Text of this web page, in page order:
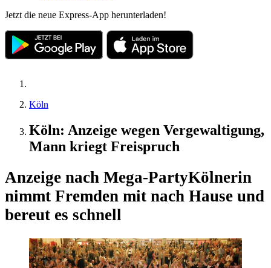
Jetzt die neue Express-App herunterladen!
Köln
Köln: Anzeige wegen Vergewaltigung,
Mann kriegt Freispruch
Anzeige nach Mega-PartyKölnerin
nimmt Fremden mit nach Hause und
bereut es schnell